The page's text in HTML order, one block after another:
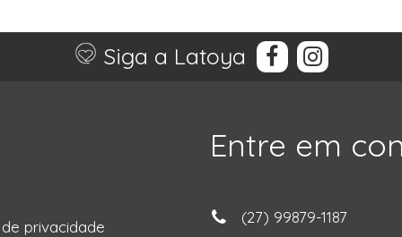
Siga a Latoya
privacidade
Entre em
(27) 99879-1187